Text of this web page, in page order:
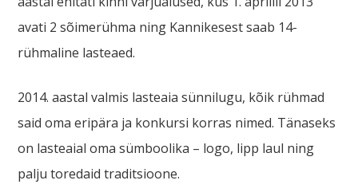
avati 2 sõimerühma ning Kannikesest saab 14-
rühmaline lasteaed.
2014. aastal valmis lasteaia sünnilugu, kõik rühmad
said oma eripära ja konkursi korras nimed. Tänaseks
on lasteaial oma sümboolika – logo, lipp laul ning
palju toredaid traditsioone.